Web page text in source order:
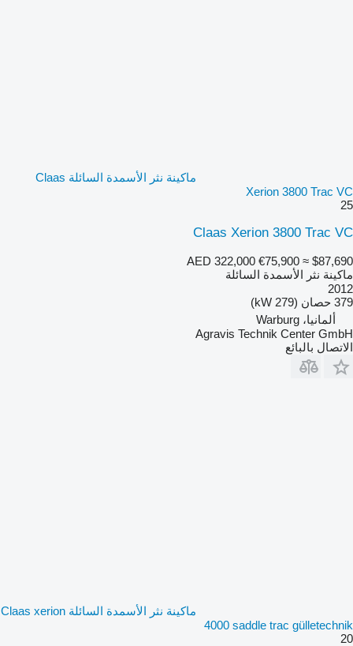
ماكينة نثر الأسمدة السائلة Claas
Xerion 3800 Trac VC
25
Claas Xerion 3800 Trac VC
AED 322,000 €75,900 ≈ $87,690
ماكينة نثر الأسمدة السائلة
2012
379 حصان (279 kW)
ألمانيا، Warburg
Agravis Technik Center GmbH
الاتصال بالبائع
ماكينة نثر الأسمدة السائلة Claas xerion
4000 saddle trac gülletechnik
20